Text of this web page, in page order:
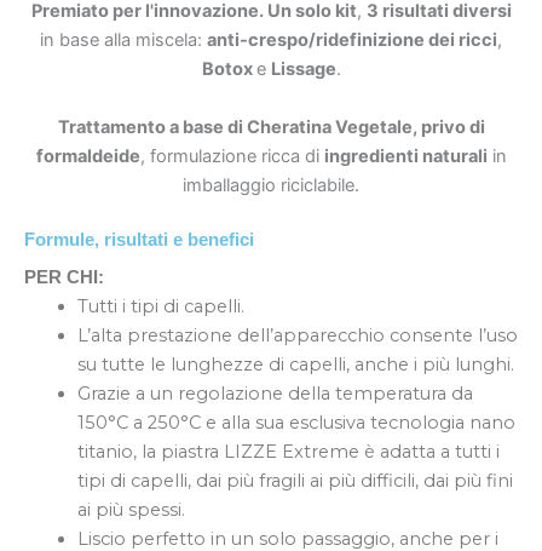
Premiato per l'innovazione. Un solo kit, 3 risultati diversi
in base alla miscela: anti-crespo/ridefinizione dei ricci,
Botoxe Lissage.
Trattamento a base di Cheratina Vegetale, privo di
formaldeide, formulazione ricca di ingredienti naturali in
imballaggio riciclabile.
Formule, risultati e benefici
PER CHI:
Tutti i tipi di capelli.
L’alta prestazione dell’apparecchio consente l’uso
su tutte le lunghezze di capelli, anche i più lunghi.
Grazie a un regolazione della temperatura da
150°C a 250°C e alla sua esclusiva tecnologia nano
titanio, la piastra LIZZE Extreme è adatta a tutti i
tipi di capelli, dai più fragili ai più difficili, dai più fini
ai più spessi.
Liscio perfetto in un solo passaggio, anche per i